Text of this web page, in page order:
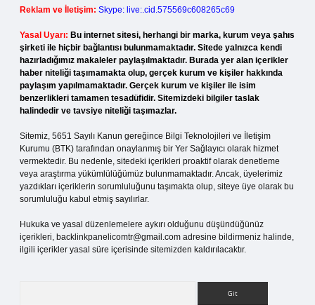
Reklam ve İletişim: Skype: live:.cid.575569c608265c69
Yasal Uyarı: Bu internet sitesi, herhangi bir marka, kurum veya şahıs
şirketi ile hiçbir bağlantısı bulunmamaktadır. Sitede yalnızca kendi
hazırladığımız makaleler paylaşılmaktadır. Burada yer alan içerikler
haber niteliği taşımamakta olup, gerçek kurum ve kişiler hakkında
paylaşım yapılmamaktadır. Gerçek kurum ve kişiler ile isim
benzerlikleri tamamen tesadüfidir. Sitemizdeki bilgiler taslak
halindedir ve tavsiye niteliği taşımazlar.
Sitemiz, 5651 Sayılı Kanun gereğince Bilgi Teknolojileri ve İletişim
Kurumu (BTK) tarafından onaylanmış bir Yer Sağlayıcı olarak hizmet
vermektedir. Bu nedenle, sitedeki içerikleri proaktif olarak denetleme
veya araştırma yükümlülüğümüz bulunmamaktadır. Ancak, üyelerimiz
yazdıkları içeriklerin sorumluluğunu taşımakta olup, siteye üye olarak bu
sorumluluğu kabul etmiş sayılırlar.
Hukuka ve yasal düzenlemelere aykırı olduğunu düşündüğünüz
içerikleri, backlinkpanelicomtr@gmail.com adresine bildirmeniz halinde,
ilgili içerikler yasal süre içerisinde sitemizden kaldırılacaktır.